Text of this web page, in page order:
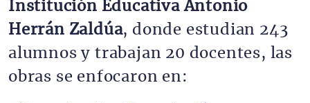
Institución Educativa Antonio
Herrán Zaldúa, donde estudian 243
alumnos y trabajan 20 docentes, las
obras se enfocaron en: